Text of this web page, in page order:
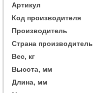
Артикул
Код производителя
Производитель
Страна производитель
Вес, кг
Высота, мм
Длина, мм